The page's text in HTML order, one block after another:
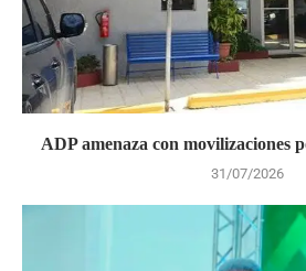
ADP amenaza con movilizaciones
31/07/2026